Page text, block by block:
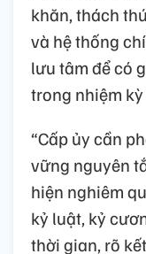
khăn, thách
và hệ thống
lưu tâm để có
trong nhiệm
“Cấp ủy cần
vững nguyên
hiện nghiêm
kỷ luật, kỷ
thời gian, rõ